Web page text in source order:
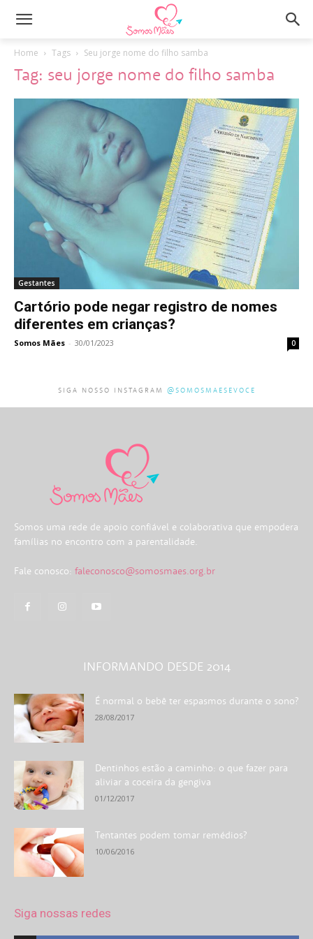
Home Tags Seu jorge nome do filho samba
Tag: seu jorge nome do filho samba
Gestantes
Cartório pode negar registro de nomes
diferentes em crianças?
Somos Mães - 30/01/2023 0
SIGA NOSSO INSTAGRAM @SOMOSMAESEVOCE
Somos uma rede de apoio confiável e colaborativa que empodera
famílias no encontro com a parentalidade.
Fale conosco: faleconosco@somosmaes.org.br
INFORMANDO DESDE 2014
É normal o bebê ter espasmos durante o sono?
28/08/2017
Dentinhos estão a caminho: o que fazer para
aliviar a coceira da gengiva
01/12/2017
Tentantes podem tomar remédios?
10/06/2016
Siga nossas redes